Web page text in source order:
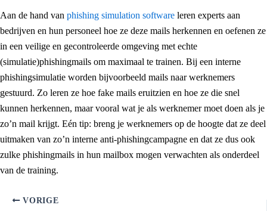
Aan de hand van phishing simulation software leren experts aan
bedrijven en hun personeel hoe ze deze mails herkennen en oefenen ze
in een veilige en gecontroleerde omgeving met echte
(simulatie)phishingmails om maximaal te trainen. Bij een interne
phishingsimulatie worden bijvoorbeeld mails naar werknemers
gestuurd. Zo leren ze hoe fake mails eruitzien en hoe ze die snel
kunnen herkennen, maar vooral wat je als werknemer moet doen als je
zo’n mail krijgt. Eén tip: breng je werknemers op de hoogte dat ze deel
uitmaken van zo’n interne anti-phishingcampagne en dat ze dus ook
zulke phishingmails in hun mailbox mogen verwachten als onderdeel
van de training.
VORIGE